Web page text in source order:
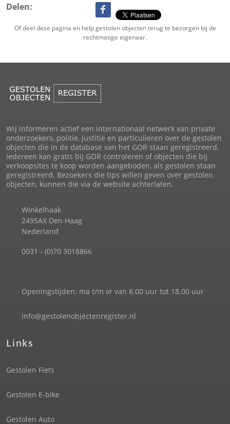
Delen:
Of deel deze pagina en help gestolen objecten terug te bezorgen bij de
rechtmatige eigenaar.
Wij informeren actief een internationaal netwerk van private
onderzoekers, politie, justitie en particulieren over de gestolen
objecten die in de database van het GOR staan geregistreerd.
Iedereen kan gratis bij GOR controleren of objecten die bij
verkoopsites te koop worden aangeboden, als gestolen staan
geregistreerd. Bezoekers die tips willen geven over gestolen
objecten, kunnen die via de website achterlaten.
Winkelhaak
2495AX Den Haag
Nederland
0031 - (0)70 3018866
Openingstijden: ma t/m vr van 8.00 uur tot 18.00 uur
info@gestolenobjectenregister.nl
Links
Gestolen Fiets
Gestolen E-bike
Gestolen Auto